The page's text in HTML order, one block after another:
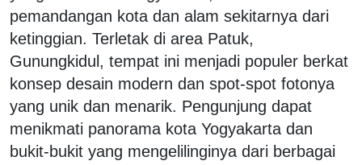
pemandangan kota dan alam sekitarnya dari
ketinggian. Terletak di area Patuk,
Gunungkidul, tempat ini menjadi populer berkat
konsep desain modern dan spot-spot fotonya
yang unik dan menarik. Pengunjung dapat
menikmati panorama kota Yogyakarta dan
bukit-bukit yang mengelilinginya dari berbagai